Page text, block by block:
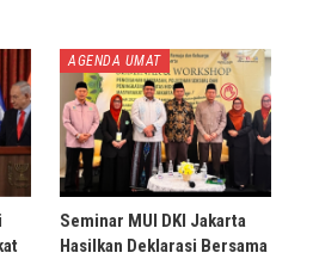
AGENDA UMAT
Seminar MUI DKI Jakarta
Hasilkan Deklarasi Bersama